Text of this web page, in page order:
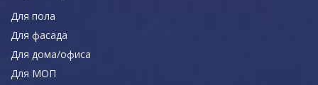
Для пола
Для фасада
Для дома/офиса
Для МОП